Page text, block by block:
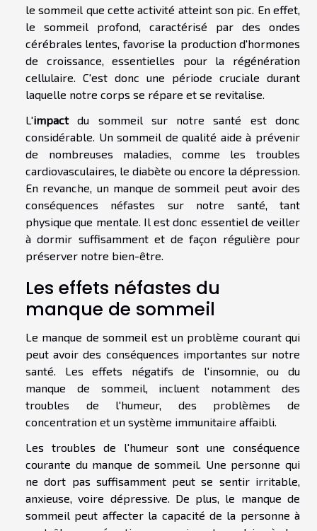
le sommeil que cette activité atteint son pic. En effet,
le sommeil profond, caractérisé par des ondes
cérébrales lentes, favorise la production d'hormones
de croissance, essentielles pour la régénération
cellulaire. C'est donc une période cruciale durant
laquelle notre corps se répare et se revitalise.
L'impactdu sommeil sur notre santé est donc
considérable. Un sommeil de qualité aide à prévenir
de nombreuses maladies, comme les troubles
cardiovasculaires, le diabète ou encore la dépression.
En revanche, un manque de sommeil peut avoir des
conséquences néfastes sur notre santé, tant
physique que mentale. Il est donc essentiel de veiller
à dormir suffisamment et de façon régulière pour
préserver notre bien-être.
Les effets néfastes du
manque de sommeil
Le manque de sommeil est un problème courant qui
peut avoir des conséquences importantes sur notre
santé. Les effets négatifs de l'insomnie, ou du
manque de sommeil, incluent notamment des
troubles de l'humeur, des problèmes de
concentration et un système immunitaire affaibli.
Les troubles de l'humeur sont une conséquence
courante du manque de sommeil. Une personne qui
ne dort pas suffisamment peut se sentir irritable,
anxieuse, voire dépressive. De plus, le manque de
sommeil peut affecter la capacité de la personne à